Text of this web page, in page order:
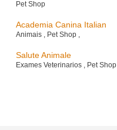
Pet Shop
Academia Canina Italian
Animais , Pet Shop ,
Salute Animale
Exames Veterinarios , Pet Shop